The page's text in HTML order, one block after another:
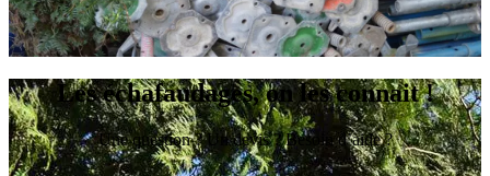
Les échafaudages, on les connait !
Une question ? Un devis ? Besoin d’aide ?